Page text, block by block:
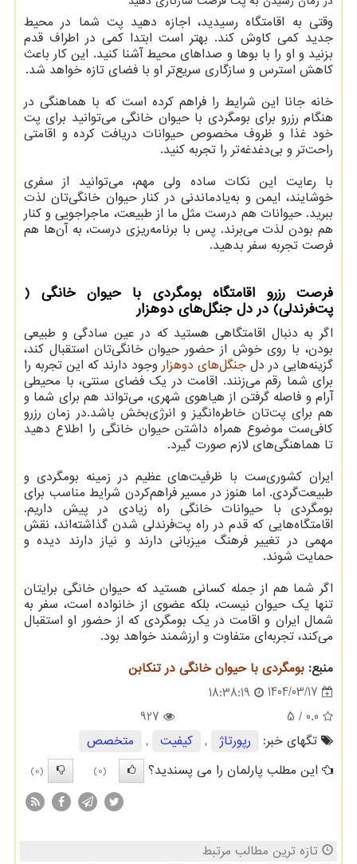
وقتی به اقامتگاه رسیدید، اجازه دهید پت شما در محیط
جدید کمی کاوش کند. بهتر است ابتدا کمی در اطراف قدم
بزنید و او را با بوها و صداهای محیط آشنا کنید. این کار باعث
کاهش استرس و سازگاری سریع‌تر او با فضای تازه خواهد شد.
خانه جانا این شرایط را فراهم کرده است که با هماهنگی در
هنگام رزرو برای بومگردی با حیوان خانگی می‌توانید برای پت
خود غذا و ظروف مخصوص حیوانات دریافت کرده و اقامتی
راحت‌تر و بی‌دغدغه‌تر را تجربه کنید.
با رعایت این نکات ساده ولی مهم، می‌توانید از سفری
خوشایند، ایمن و به‌یادماندنی در کنار حیوان خانگی‌تان لذت
ببرید. حیوانات هم درست مثل ما از طبیعت، ماجراجویی و کنار
هم بودن لذت می‌برند. پس با برنامه‌ریزی درست، به آن‌ها هم
فرصت تجربه سفر بدهید.
فرصت رزرو اقامتگاه بومگردی با حیوان خانگی (
پت‌فرندلی) در دل جنگل‌های دوهزار
اگر به دنبال اقامتگاهی هستید که در عین سادگی و طبیعی
بودن، با روی خوش از حضور حیوان خانگی‌تان استقبال کند،
گزینه‌هایی در دل جنگل‌های دوهزار وجود دارند که این تجربه را
برای شما رقم می‌زنند. اقامت در یک فضای سنتی، با محیطی
آرام و فاصله گرفتن از هیاهوی شهری، می‌تواند هم برای شما و
هم برای پت‌تان خاطره‌انگیز و انرژی‌بخش باشد.در زمان رزرو
کافی‌ست موضوع همراه داشتن حیوان خانگی را اطلاع دهید
تا هماهنگی‌های لازم صورت گیرد.
ایران کشوری‌ست با ظرفیت‌های عظیم در زمینه بومگردی و
طبیعت‌گردی. اما هنوز در مسیر فراهم‌کردن شرایط مناسب برای
بومگردی با حیوانات خانگی راه زیادی در پیش داریم.
اقامتگاه‌هایی که قدم در راه پت‌فرندلی شدن گذاشته‌اند، نقش
مهمی در تغییر فرهنگ میزبانی دارند و نیاز دارند دیده و
حمایت شوند.
اگر شما هم از جمله کسانی هستید که حیوان خانگی برایتان
تنها یک حیوان نیست، بلکه عضوی از خانواده است، سفر به
شمال ایران و اقامت در یک بومگردی که از حضور او استقبال
می‌کند، تجربه‌ای متفاوت و ارزشمند خواهد بود.
منبع: بومگردی با حیوان خانگی در تنکابن
1404/03/17
18:38:19
0.0
/ 5
927
تگهای خبر:
رپورتاژ , كیفیت ,
متخصص
این مطلب پارلمان را می پسندید؟
(0)
(0)
تازه ترین مطالب مرتبط